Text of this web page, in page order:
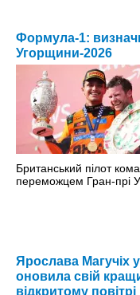
Формула-1:
Угорщини-2026
Британський пілот
переможцем Гран-прі
Ярослава Магучіх
оновила свій
відкритому повітрі